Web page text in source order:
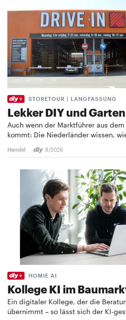
STORETOUR | LANGFASSUNG
Lekker DIY und Garten
Auch wenn der Marktführer aus
kommt: Die Niederländer wissen,
Handel 8/2026
HOMIE AI
Kollege KI im
Ein digitaler Kollege, der die
übernimmt – so lässt sich der KI-